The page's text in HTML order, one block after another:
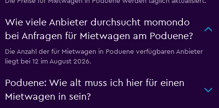
Wie viele Anbieter durchsucht momondo
bei Anfragen für Mietwagen am Poduene?
Die Anzahl der für Mietwagen in Poduene verfügbaren Anbieter
liegt bei 12 im August 2026.
Poduene: Wie alt muss ich hier für einen
Mietwagen in sein?